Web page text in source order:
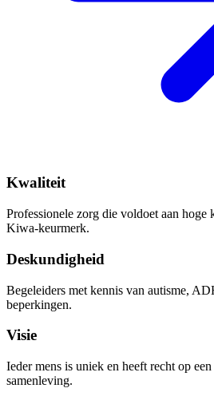
Kwaliteit
Professionele zorg die voldoet aan hoge
Kiwa-keurmerk.
Deskundigheid
Begeleiders met kennis van autisme,
beperkingen.
Visie
Ieder mens is uniek en heeft recht op
samenleving.